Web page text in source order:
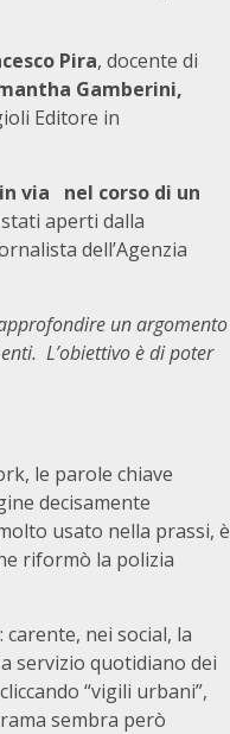
Pira, docente di
Gamberini,
Editore in
via nel corso di un
aperti dalla
dell’Agenzia
un argomento
L’obiettivo è di poter
le parole chiave
decisamente
usato nella prassi, è
riformò la polizia
nei social, la
servizio quotidiano dei
“vigili urbani”,
sembra però